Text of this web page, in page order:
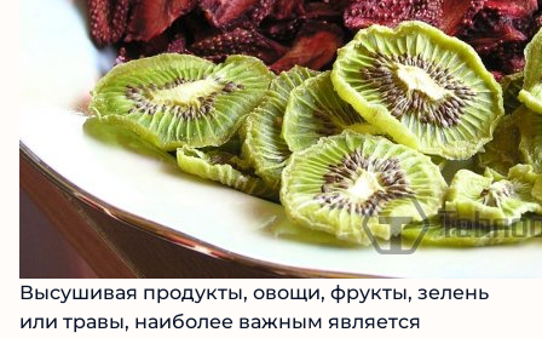
Высушивая продукты, овощи, фрукты, зелень
или травы, наиболее важным является